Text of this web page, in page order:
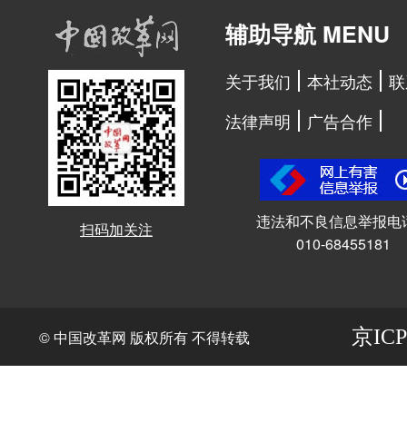
扫码加关注
辅助导航 MENU
关于我们 本社动态
法律声明
广告合作
违法和不良信息举报电
010-68455181
© 中国改革网 版权所有 不得转载 京